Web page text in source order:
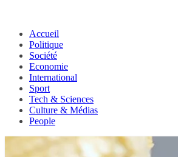
Accueil
Politique
Société
Economie
International
Sport
Tech & Sciences
Culture & Médias
People